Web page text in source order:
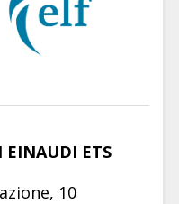
EINAUDI ETS
10